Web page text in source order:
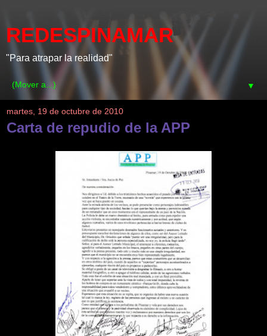
REDESPINAMAR
"Para atrapar la realidad"
▼
martes, 19 de octubre de 2010
Carta de repudio de la APP